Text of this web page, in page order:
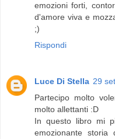
emozioni forti,
d'amore viva e
;)
Rispondi
Luce Di Stella 29
Partecipo molto
molto allettanti :D
In questo libro mi
emozionante